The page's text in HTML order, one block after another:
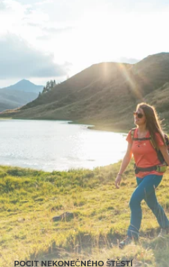
POCIT NEKONEČNÉHO ŠTĚSTÍ